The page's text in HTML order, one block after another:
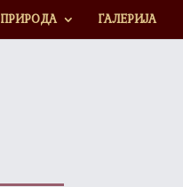
ПРИРОДА ГАЛЕРИЈА